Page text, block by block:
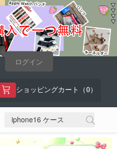
ログイン
ショッピングカート（ 0）